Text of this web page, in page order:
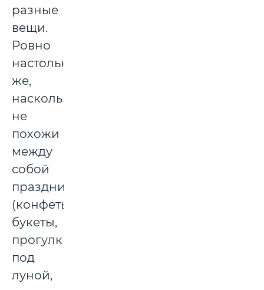
разные
вещи.
Ровно
настолько
же,
насколько
не
похожи
между
собой
праздники
(конфеты,
букеты,
прогулки
под
луной,